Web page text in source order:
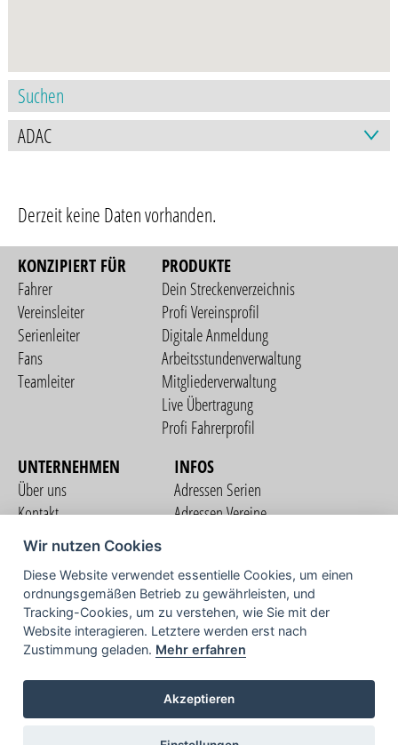
Derzeit keine Daten vorhanden.
KONZIPIERT FÜR
Fahrer
Vereinsleiter
Serienleiter
Fans
Teamleiter
PRODUKTE
Dein Streckenverzeichnis
Profi Vereinsprofil
Digitale Anmeldung
Arbeitsstundenverwaltung
Mitgliederverwaltung
Live Übertragung
Profi Fahrerprofil
UNTERNEHMEN
Über uns
Kontakt
Nutzungsbedingungen
Datenschutzerklärung
Impressum
INFOS
Adressen Serien
Adressen Vereine
COMMUNITY
TV
Wir nutzen Cookies
Diese Website verwendet essentielle Cookies, um einen
ordnungsgemäßen Betrieb zu gewährleisten, und
Tracking-Cookies, um zu verstehen, wie Sie mit der
Website interagieren. Letztere werden erst nach
Zustimmung geladen. Mehr erfahren
Akzeptieren